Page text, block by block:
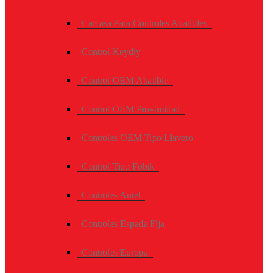
Carcasa Para Controles Abatibles
Control Keydiy
Control OEM Abatible
Control OEM Proximidad
Controles OEM Tipo Llavero
Control Tipo Fobik
Controles Autel
Controles Espada Fija
Controles Europa